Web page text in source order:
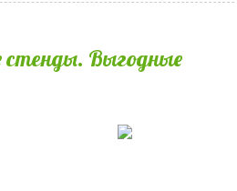
Выгодные